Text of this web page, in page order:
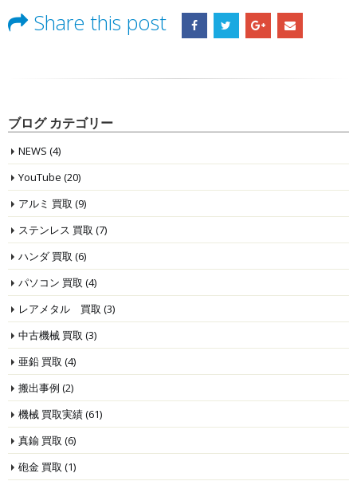
Share this post
ブログ カテゴリー
NEWS (4)
YouTube (20)
アルミ 買取 (9)
ステンレス 買取 (7)
ハンダ 買取 (6)
パソコン 買取 (4)
レアメタル 買取 (3)
中古機械 買取 (3)
亜鉛 買取 (4)
搬出事例 (2)
機械 買取実績(61)
真鍮 買取 (6)
砲金 買取 (1)